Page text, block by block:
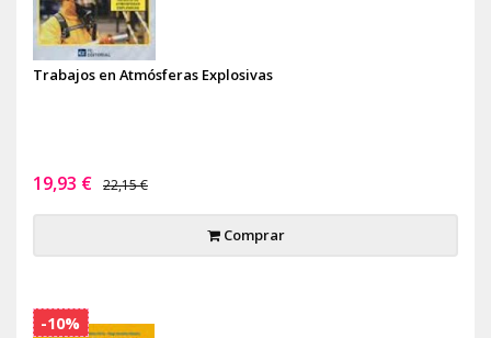
Trabajos en Atmósferas Explosivas
19,93 € 22,15 €
Comprar
-10%